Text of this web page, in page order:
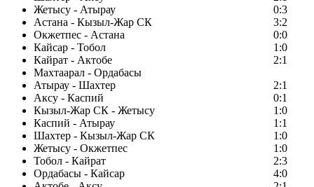
Жетысу - Атырау
0:3
Астана - Кызыл-Жар СК
3:2
Окжетпес - Астана
0:0
Кайсар - Тобол
1:0
Кайрат - Актобе
2:1
Махтаарал - Ордабасы
Атырау - Шахтер
2:1
Аксу - Каспий
0:1
Кызыл-Жар СК - Жетысу
1:0
Каспий - Атырау
1:1
Шахтер - Кызыл-Жар СК
1:0
Жетысу - Окжетпес
1:0
Тобол - Кайрат
2:3
Ордабасы - Кайсар
4:0